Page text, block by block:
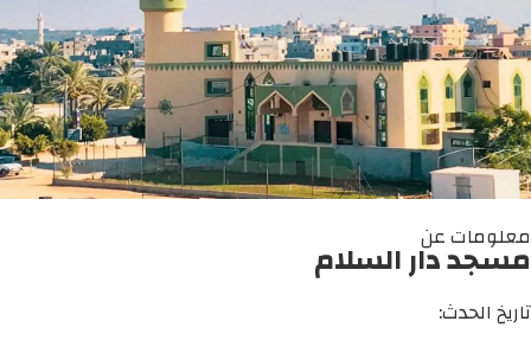
معلومات عن
مسجد دار السلام
تاريخ الحدث: